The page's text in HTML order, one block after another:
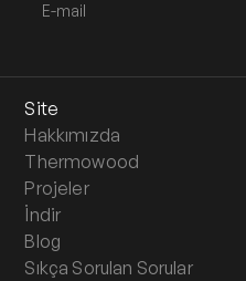
Site
Hakkımızda
Thermowood
Projeler
İndir
Blog
Sıkça Sorulan Sorular